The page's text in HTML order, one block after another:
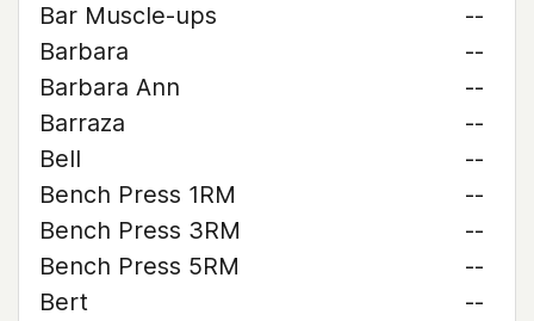
Bar Muscle-ups
--
Barbara
--
Barbara Ann
--
Barraza
--
Bell
--
Bench Press 1RM
--
Bench Press 3RM
--
Bench Press 5RM
--
Bert
--